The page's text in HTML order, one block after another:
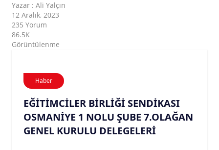
Yazar : Ali Yalçın
12 Aralık, 2023
235 Yorum
86.5K
Görüntülenme
Haber
EĞİTİMCİLER BİRLİĞİ SENDİKASI
OSMANİYE 1 NOLU ŞUBE 7.OLAĞAN
GENEL KURULU DELEGELERİ